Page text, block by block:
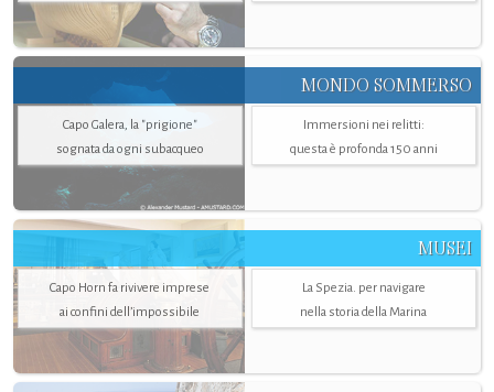
MONDO SOMMERSO
Capo Galera, la "prigione"
sognata da ogni subacqueo
Immersioni nei relitti:
questa è profonda 150 anni
MUSEI
Capo Horn fa rivivere imprese
ai confini dell’impossibile
La Spezia. per navigare
nella storia della Marina